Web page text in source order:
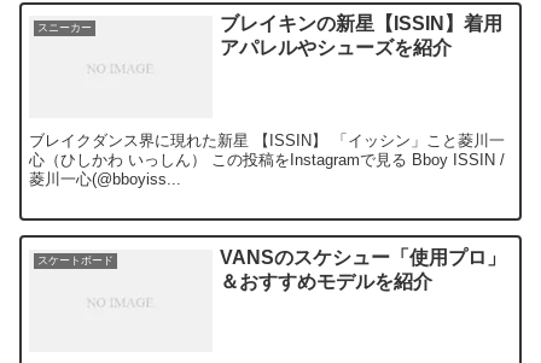
スニーカー
ブレイキンの新星【ISSIN】着用
アパレルやシューズを紹介
ブレイクダンス界に現れた新星 【ISSIN】 「イッシン」こと菱川一
心（ひしかわ いっしん） この投稿をInstagramで見る Bboy ISSIN /
菱川一心(@bboyiss...
スケートボード
VANSのスケシュー「使用プロ」
＆おすすめモデルを紹介